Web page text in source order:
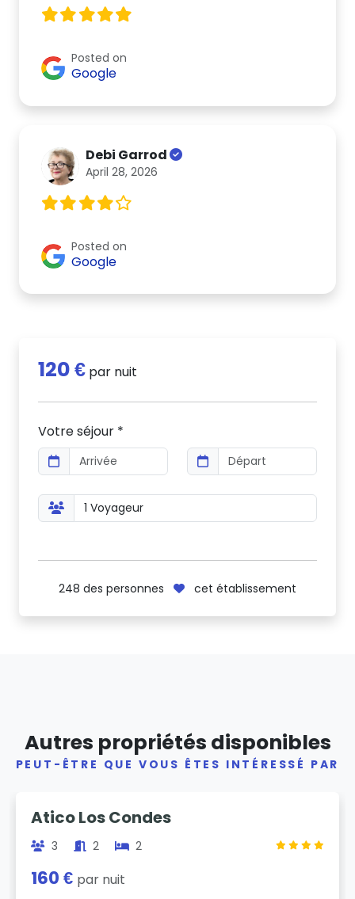
Posted on
Google
Debi Garrod
April 28, 2026
Posted on
Google
120 € par nuit
Votre séjour *
248 des personnes cet établissement
Autres propriétés disponibles
PEUT-ÊTRE QUE VOUS ÊTES INTÉRESSÉ PAR
Atico Los Condes
3 2 2
160 € par nuit